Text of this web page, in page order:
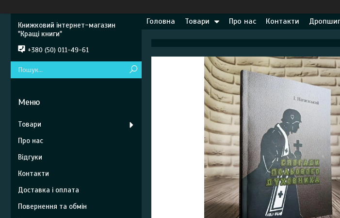
Головна Товари Про нас Контакти
Книжковий інтернет-магазин
"Кращі книги"
+380 (50) 011-49-61
Товари
Про нас
Відгуки
Контакти
Доставка і оплата
Повернення та обмін